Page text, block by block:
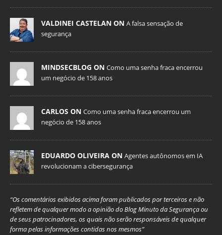
VALDINEI CASTELAN ON A falsa sensação de
segurança
MINDSECBLOG ON Como uma senha fraca encerrou
um negócio de 158 anos
CARLOS ON Como uma senha fraca encerrou um
negócio de 158 anos
EDUARDO OLIVEIRA ON Agentes autônomos em IA
revolucionam a cibersegurança
“Os comentários exibidos acima foram publicados por terceiros e não
refletem de qualquer modo a opinião do Blog Minuto da Segurança ou
de seus patrocinadores, os quais não serão responsáveis de qualquer
forma pelas informações contidas nos mesmos”